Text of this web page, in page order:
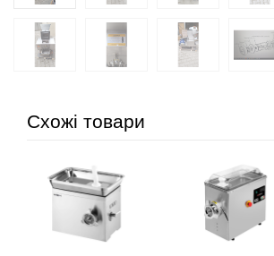
Схожі товари